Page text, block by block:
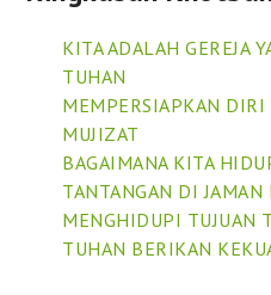
KITA ADALAH GEREJA
TUHAN
MEMPERSIAPKAN
MUJIZAT
BAGAIMANA KITA
TANTANGAN DI JAMAN
MENGHIDUPI TUJUAN
TUHAN BERIKAN